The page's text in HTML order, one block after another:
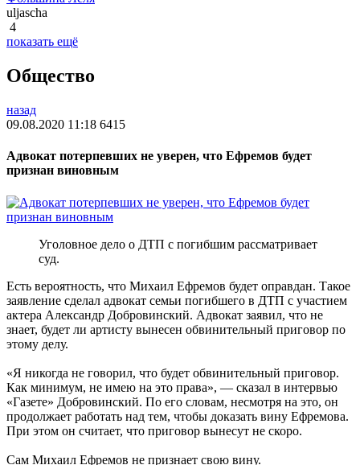
uljascha
4
показать ещё
Общество
назад
09.08.2020 11:18 6415
Адвокат потерпевших не уверен, что Ефремов будет
признан виновным
Уголовное дело о ДТП с погибшим рассматривает
суд.
Есть вероятность, что Михаил Ефремов будет оправдан. Такое
заявление сделал адвокат семьи погибшего в ДТП с участием
актера Александр Добровинский. Адвокат заявил, что не
знает, будет ли артисту вынесен обвинительный приговор по
этому делу.
«Я никогда не говорил, что будет обвинительный приговор.
Как минимум, не имею на это права», — сказал в интервью
«Газете» Добровинский. По его словам, несмотря на это, он
продолжает работать над тем, чтобы доказать вину Ефремова.
При этом он считает, что приговор вынесут не скоро.
Сам Михаил Ефремов не признает свою вину.